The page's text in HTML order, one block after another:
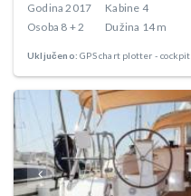
Godina 2017 Kabine 4
Osoba 8 + 2 Dužina 14 m
Uključeno: GPS chart plotter - cockpit